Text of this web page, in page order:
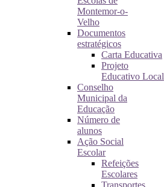
Montemor-o-
Velho
Documentos
estratégicos
Carta Educativa
Projeto
Educativo Local
Conselho
Municipal da
Educação
Número de
alunos
Ação Social
Escolar
Refeições
Escolares
Transportes